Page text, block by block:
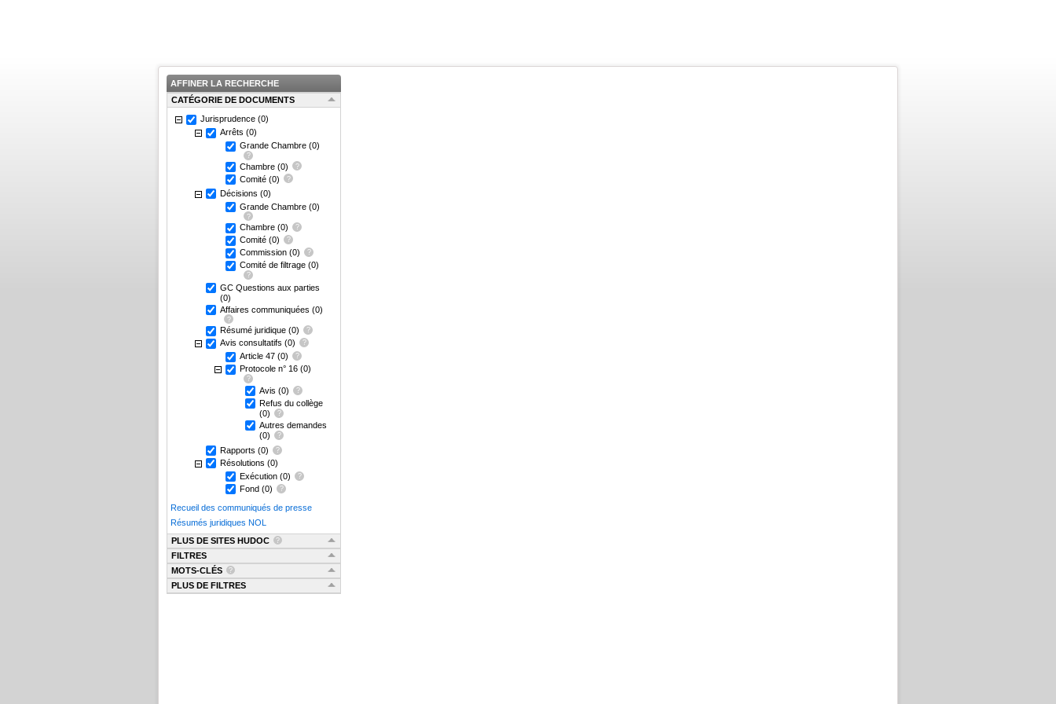
AFFINER LA RECHERCHE
CATÉGORIE DE DOCUMENTS
Jurisprudence (0)
Arrêts (0)
Grande Chambre (0)
Chambre (0)
Comité (0)
Décisions (0)
Grande Chambre (0)
Chambre (0)
Comité (0)
Commission (0)
Comité de filtrage (0)
GC Questions aux parties
(0)
Affaires communiquées (0)
Résumé juridique (0)
Avis consultatifs (0)
Article 47 (0)
Protocole n° 16 (0)
Avis (0)
Refus du collège
(0)
Autres demandes
(0)
Rapports (0)
Résolutions (0)
Exécution (0)
Fond (0)
Recueil des communiqués de presse
Résumés juridiques NOL
PLUS DE SITES HUDOC
FILTRES
MOTS-CLÉS
PLUS DE FILTRES